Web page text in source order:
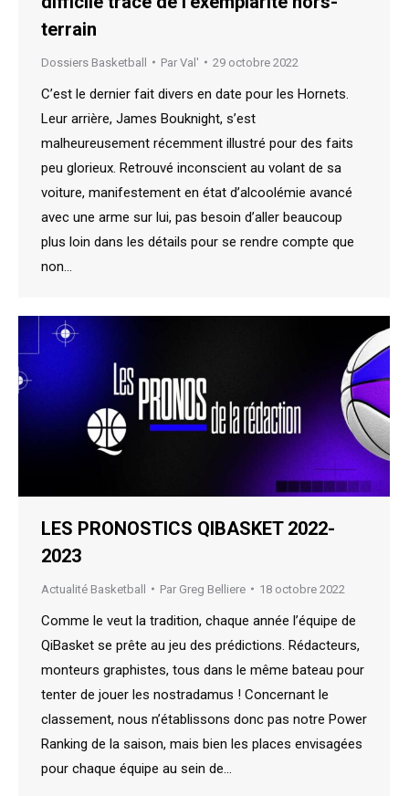
terrain
Dossiers Basketball Par Val' 29 octobre 2022
C’est le dernier fait divers en date pour les Hornets.
Leur arrière, James Bouknight, s’est
malheureusement récemment illustré pour des faits
peu glorieux. Retrouvé inconscient au volant de sa
voiture, manifestement en état d’alcoolémie avancé
avec une arme sur lui, pas besoin d’aller beaucoup
plus loin dans les détails pour se rendre compte que
non…
LES PRONOSTICS QIBASKET 2022-
2023
Actualité Basketball Par Greg Belliere 18 octobre 2022
Comme le veut la tradition, chaque année l’équipe de
QiBasket se prête au jeu des prédictions. Rédacteurs,
monteurs graphistes, tous dans le même bateau pour
tenter de jouer les nostradamus ! Concernant le
classement, nous n’établissons donc pas notre Power
Ranking de la saison, mais bien les places envisagées
pour chaque équipe au sein de…